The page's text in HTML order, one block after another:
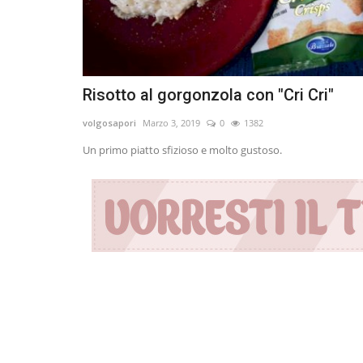
Risotto al gorgonzola con "Cri Cri"
volgosapori Marzo 3, 2019 0 1382
Un primo piatto sfizioso e molto gustoso.